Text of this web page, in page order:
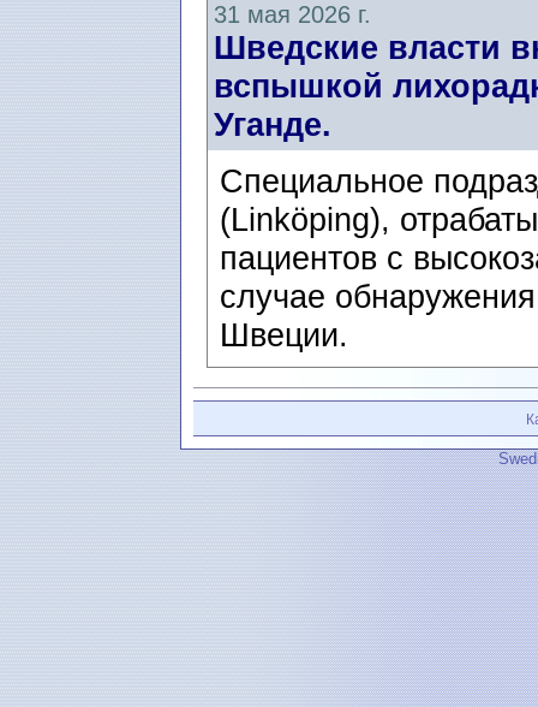
31 мая 2026 г.
Шведские власти
вспышкой
Уганде.
Специальное
(Linköping),
пациентов с
случае
Швеции.